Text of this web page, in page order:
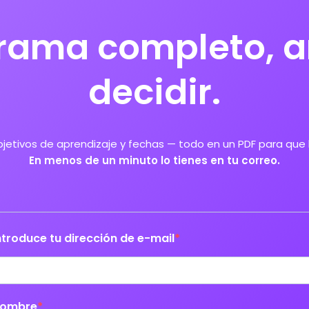
completo,
decidir.
de aprendizaje y fechas — todo en un PDF para que
En menos de un minuto lo tienes en tu correo.
tu dirección de e-mail